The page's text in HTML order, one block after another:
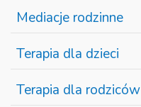
Mediacje rodzinne
Terapia dla dzieci
Terapia dla rodziców